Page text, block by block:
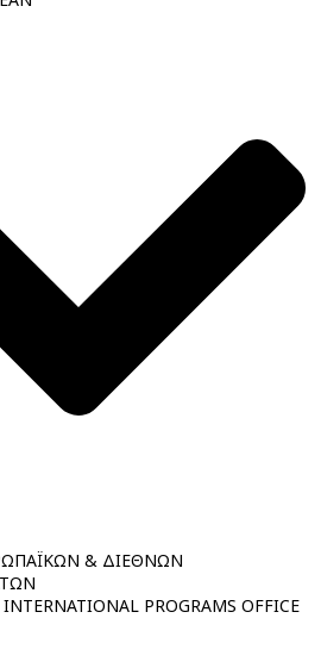
& ΔΙΕΘΝΩΝ
PROGRAMS OFFICE